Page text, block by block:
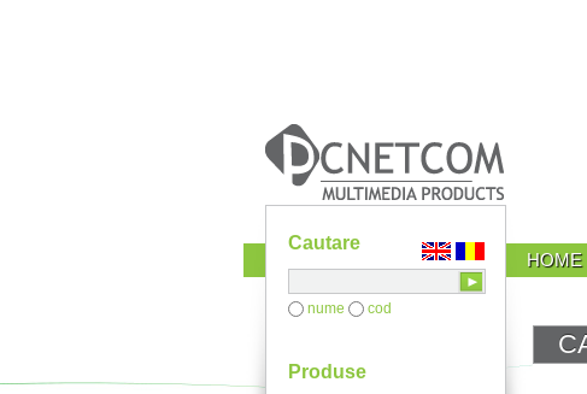
HOME
Cautare
nume cod
Produse